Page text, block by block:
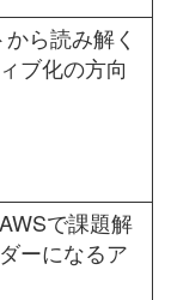
ら読み解く
ブ化の方向
で課題解
ーになるア